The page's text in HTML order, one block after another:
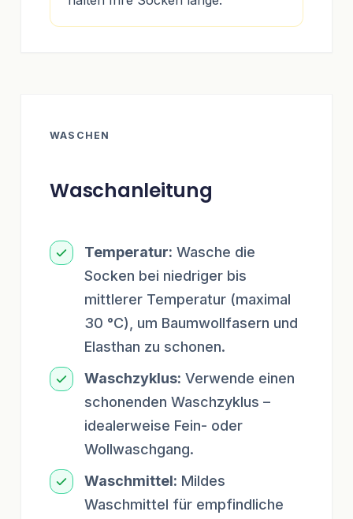
WASCHEN
Waschanleitung
Temperatur: Wasche die
Socken bei niedriger bis
mittlerer Temperatur (maximal
30 °C), um Baumwollfasern und
Elasthan zu schonen.
Waschzyklus: Verwende einen
schonenden Waschzyklus –
idealerweise Fein- oder
Wollwaschgang.
Waschmittel: Mildes
Waschmittel für empfindliche